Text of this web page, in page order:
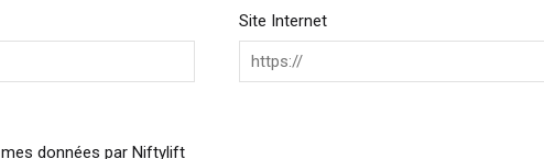
Site Internet
Español
Nederlands